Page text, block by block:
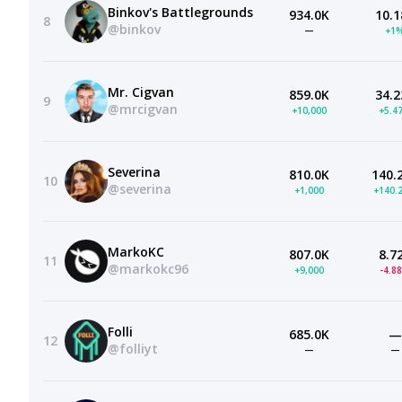
8
Binkov's Battlegrounds
@binkov
934.0K
—
9
Mr. Cigvan
@mrcigvan
859.0K
+10,000
10
Severina
@severina
810.0K
+1,000
11
MarkoKC
@markokc96
807.0K
+9,000 -
12
Folli
@folliyt
685.0K
—
—
—